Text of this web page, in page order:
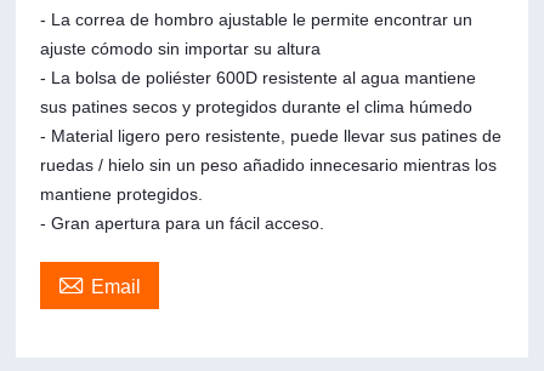
- La correa de hombro ajustable le permite encontrar un
ajuste cómodo sin importar su altura
- La bolsa de poliéster 600D resistente al agua mantiene
sus patines secos y protegidos durante el clima húmedo
- Material ligero pero resistente, puede llevar sus patines de
ruedas / hielo sin un peso añadido innecesario mientras los
mantiene protegidos.
- Gran apertura para un fácil acceso.
 Email